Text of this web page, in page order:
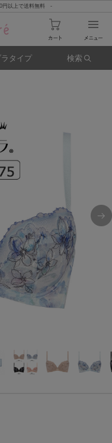
円以上で送料無料 -
ラタイプ 検索